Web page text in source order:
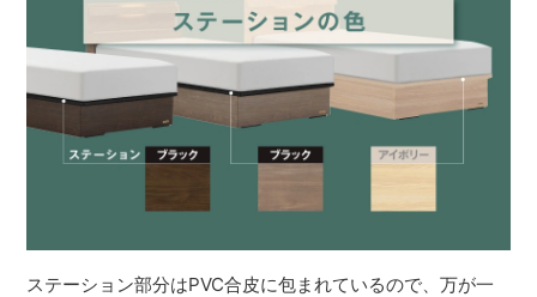
ステーション部分はPVC合皮に包まれているので、万が一